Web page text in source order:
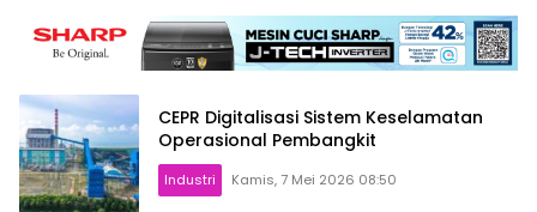
CEPR Digitalisasi Sistem Keselamatan
Operasional Pembangkit
Industri Kamis, 7 Mei 2026 08:50